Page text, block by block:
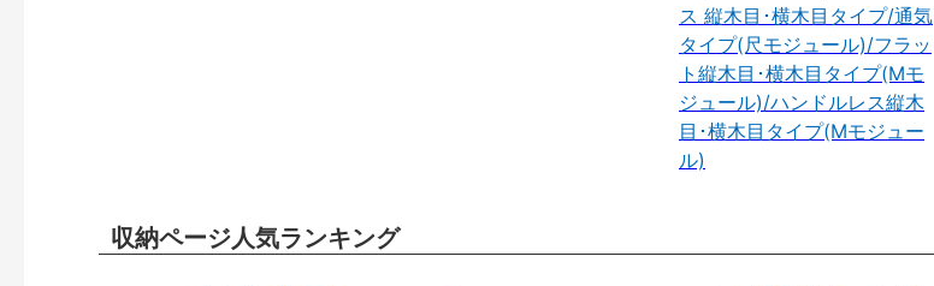
ス 縦木目･横木目タイプ/通気
タイプ(尺モジュール)/フラッ
ト縦木目･横木目タイプ(Mモ
ジュール)/ハンドルレス縦木
目･横木目タイプ(Mモジュー
ル)
収納ページ人気ランキング